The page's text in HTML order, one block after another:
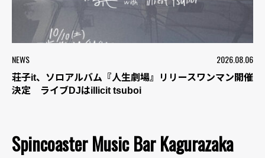
NEWS 2026.08.06
荘子it、ソロアルバム『人生劇場』リリースワンマン開催
決定 ライブDJはillicit tsuboi
Spincoaster Music Bar Kagurazaka